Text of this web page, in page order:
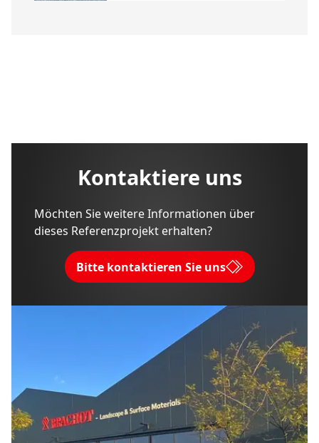
Kontaktiere uns
Möchten Sie weitere Informationen über
dieses Referenzprojekt erhalten?
Bitte kontaktieren Sie uns